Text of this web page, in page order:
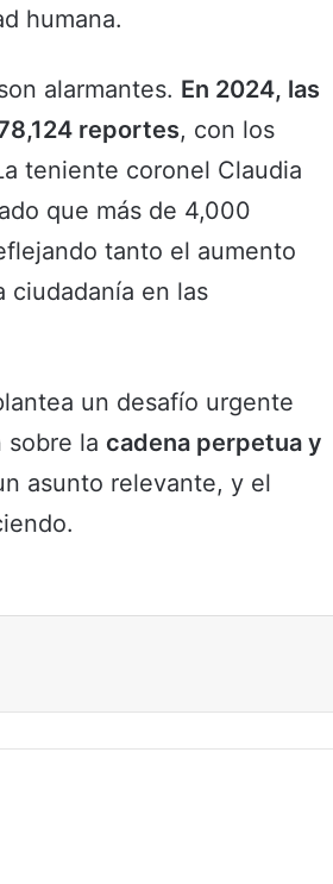
humana.
alarmantes. En 2024, las
reportes, con los
teniente coronel Claudia
que más de 4,000
tanto el aumento
ciudadanía en las
un desafío urgente
sobre la cadena perpetua y
asunto relevante, y el